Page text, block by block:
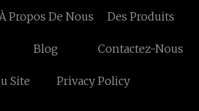
Propos De Nous Des Produits
Blog Contactez-Nous
Site Privacy Policy